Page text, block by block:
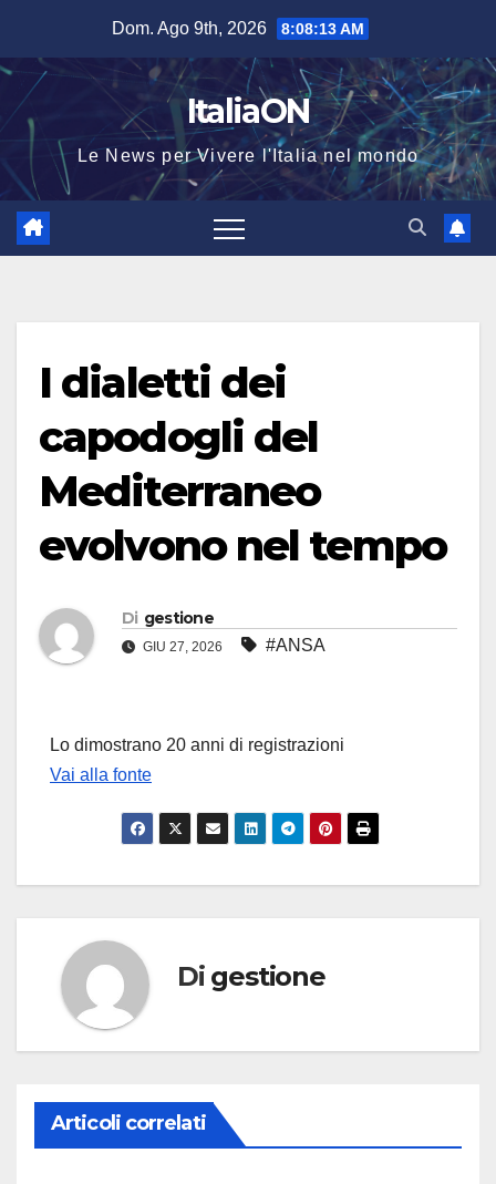
contenuto
Dom. Ago 9th, 2026 8:08:14 AM
ItaliaON
Le News per Vivere l'Italia nel mondo
I dialetti dei
capodogli del
Mediterraneo
evolvono nel tempo
Di gestione
GIU 27, 2026 #ANSA
Lo dimostrano 20 anni di registrazioni
Vai alla fonte
Di gestione
Articoli correlati